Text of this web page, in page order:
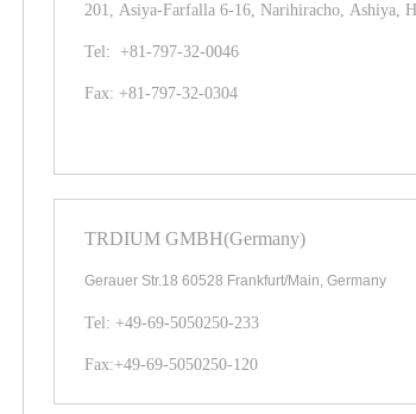
201, Asiya-Farfalla 6-16, Narihiracho, Ashiya,
Tel: +81-797-32-0046
Fax: +81-797-32-0304
TRDIUM GMBH(Germany)
Gerauer Str.18 60528 Frankfurt/Main, Germany
Tel: +49-69-5050250-233
Fax:+49-69-5050250-120